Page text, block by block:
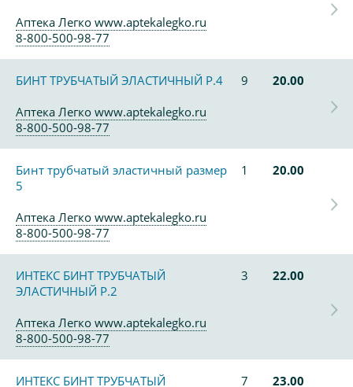
Аптека Легко www.aptekalegko.ru
8-800-500-98-77
БИНТ ТРУБЧАТЫЙ ЭЛАСТИЧНЫЙ Р.4 9
20.00
Аптека Легко www.aptekalegko.ru
8-800-500-98-77
Бинт трубчатый эластичный размер
5
1 20.00
Аптека Легко www.aptekalegko.ru
8-800-500-98-77
ИНТЕКС БИНТ ТРУБЧАТЫЙ
ЭЛАСТИЧНЫЙ Р.2
3 22.00
Аптека Легко www.aptekalegko.ru
8-800-500-98-77
ИНТЕКС БИНТ ТРУБЧАТЫЙ
7 23.00